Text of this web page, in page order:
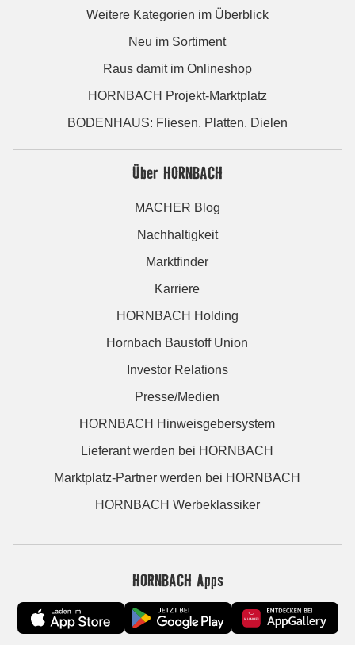
Weitere Kategorien im Überblick
Neu im Sortiment
Raus damit im Onlineshop
HORNBACH Projekt-Marktplatz
BODENHAUS: Fliesen. Platten. Dielen
Über HORNBACH
MACHER Blog
Nachhaltigkeit
Marktfinder
Karriere
HORNBACH Holding
Hornbach Baustoff Union
Investor Relations
Presse/Medien
HORNBACH Hinweisgebersystem
Lieferant werden bei HORNBACH
Marktplatz-Partner werden bei HORNBACH
HORNBACH Werbeklassiker
HORNBACH Apps